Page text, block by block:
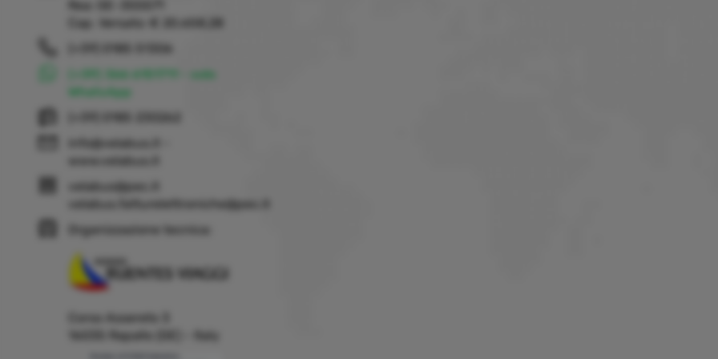
Rea: GE-355571
Cap. Versato: € 20.658,28
(+39) 366 6151711 - solo
WhatsApp
info@velabus.it
www.velabus.it
velabus@pec.it
velabus.fatturelettroniche@pec.it
Organizzazione tecnica:
Corso Assereto 3
16035 Rapallo (GE) - Italy